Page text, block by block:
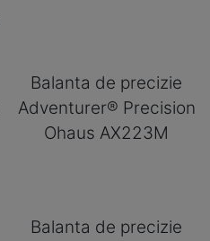
Balanta de precizie
Adventurer® Precision
Ohaus AX223M
Balanta de precizie